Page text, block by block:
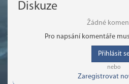
Diskuze
Žádné
Pro napsání komentáře
Přihlásit
nebo
Zaregistrovat